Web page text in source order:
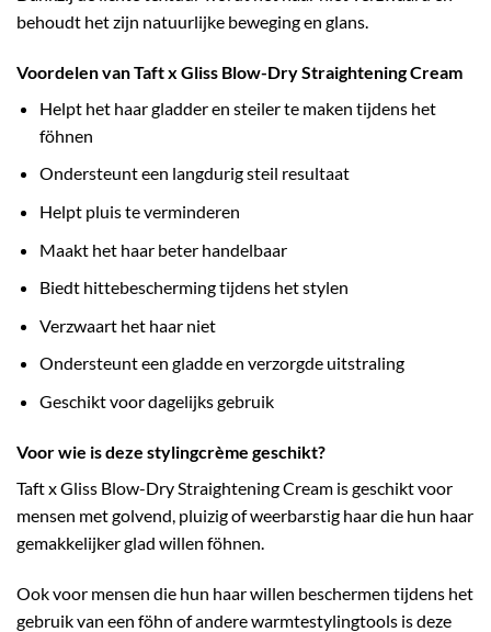
behoudt het zijn natuurlijke beweging en glans.
Voordelen van Taft x Gliss Blow-Dry Straightening Cream
Helpt het haar gladder en steiler te maken tijdens het
föhnen
Ondersteunt een langdurig steil resultaat
Helpt pluis te verminderen
Maakt het haar beter handelbaar
Biedt hittebescherming tijdens het stylen
Verzwaart het haar niet
Ondersteunt een gladde en verzorgde uitstraling
Geschikt voor dagelijks gebruik
Voor wie is deze stylingcrème geschikt?
Taft x Gliss Blow-Dry Straightening Cream is geschikt voor
mensen met golvend, pluizig of weerbarstig haar die hun haar
gemakkelijker glad willen föhnen.
Ook voor mensen die hun haar willen beschermen tijdens het
gebruik van een föhn of andere warmtestylingtools is deze